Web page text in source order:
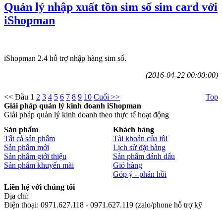
Quản lý nhập xuất tồn sim số sim card với
iShopman
iShopman 2.4 hỗ trợ nhập hàng sim số.
(2016-04-22 00:00:00)
<< Đầu 1 2 3 4 5 6 7 8 9 10 Cuối >>
Top
Giải pháp quản lý kinh doanh iShopman
Giải pháp quản lý kinh doanh theo thực tế hoạt động
Sản phẩm
Tất cả sản phẩm
Sản phẩm mới
Sản phẩm giới thiệu
Sản phẩm khuyến mãi
Khách hàng
Tài khoản của tôi
Lịch sử đặt hàng
Sản phẩm đánh dấu
Giỏ hàng
Góp ý - phản hồi
Liên hệ với chúng tôi
Địa chỉ:
Điện thoại: 0971.627.118 - 0971.627.119 (zalo/phone hỗ trợ kỹ